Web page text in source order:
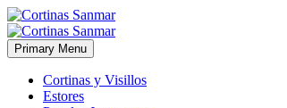
Primary Menu
Cortinas y Visillos
Estores